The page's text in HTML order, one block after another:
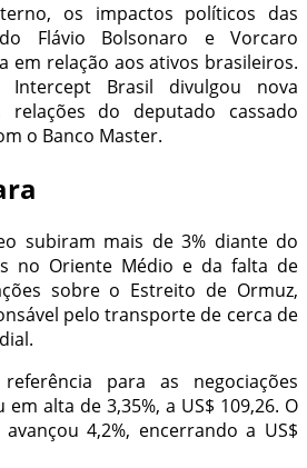
os impactos políticos das
Flávio Bolsonaro e Vorcaro
em relação aos ativos brasileiros.
Intercept Brasil divulgou nova
do deputado cassado
o Banco Master.
subiram mais de 3% diante do
no Oriente Médio e da falta de
sobre o Estreito de Ormuz,
pelo transporte de cerca de
para as negociações
alta de 3,35%, a US$ 109,26. O
4,2%, encerrando a US$